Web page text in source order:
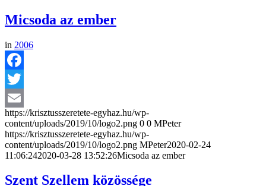
Micsoda az ember
in 2006
Facebook
Twitter
Email
https://krisztusszeretete-egyhaz.hu/wp-
content/uploads/2019/10/logo2.png 0 0 MPeter
https://krisztusszeretete-egyhaz.hu/wp-
content/uploads/2019/10/logo2.png MPeter2020-02-24
11:06:242020-03-28 13:52:26Micsoda az ember
Szent Szellem közössége